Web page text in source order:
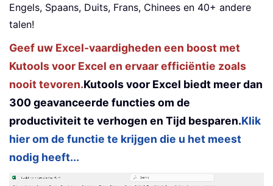
Engels, Spaans, Duits, Frans, Chinees en 40+ andere
talen!
Geef uw Excel-vaardigheden een boost met
Kutools voor Excel en ervaar efficiëntie zoals
nooit tevoren.Kutools voor Excel biedt meer dan
300 geavanceerde functies om de
productiviteit te verhogen en Tijd besparen.Klik
hier om de functie te krijgen die u het meest
nodig heeft...